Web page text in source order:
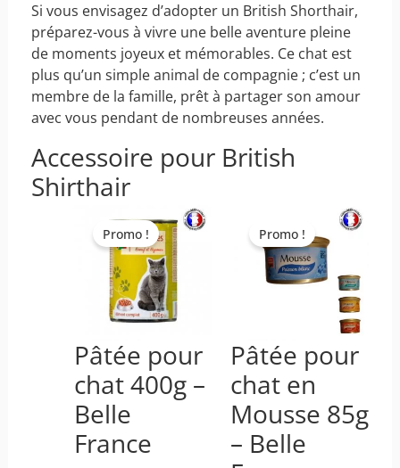
Si vous envisagez d’adopter un British Shorthair,
préparez-vous à vivre une belle aventure pleine
de moments joyeux et mémorables. Ce chat est
plus qu’un simple animal de compagnie ; c’est un
membre de la famille, prêt à partager son amour
avec vous pendant de nombreuses années.
Accessoire pour British
Shirthair
Promo !
Pâtée pour
chat 400g –
Belle
France
produit
a
plusieurs
variations.
Les
peuvent
être
choisies
la
Promo !
Pâtée pour
chat en
Mousse 85g
– Belle
produit
a
plusieurs
variations.
options
peuvent
être
choisies
sur
la